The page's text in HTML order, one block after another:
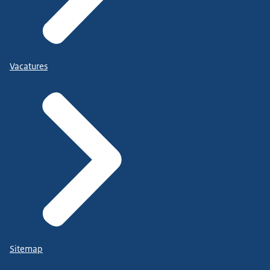
Vacatures
Sitemap